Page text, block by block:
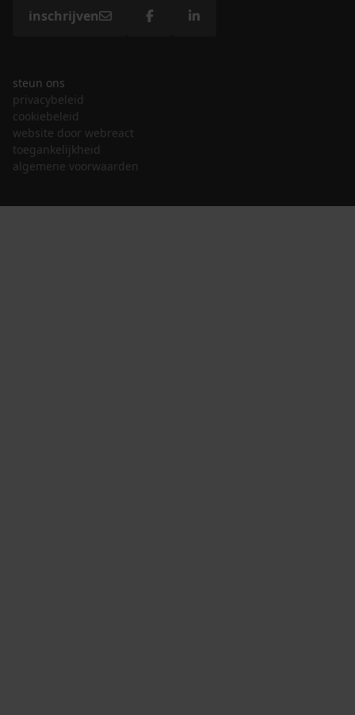
inschrijven
steun ons
privacybeleid
cookiebeleid
website door webreact
toegankelijkheid
algemene voorwaarden